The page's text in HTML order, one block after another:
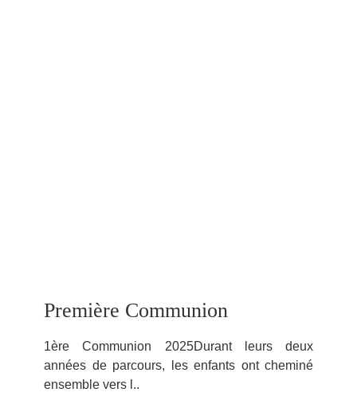
Première Communion
1ère Communion 2025Durant leurs deux
années de parcours, les enfants ont cheminé
ensemble vers l..